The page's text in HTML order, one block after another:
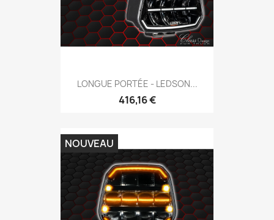
LONGUE PORTÉE - LEDSON...
416,16 €
NOUVEAU